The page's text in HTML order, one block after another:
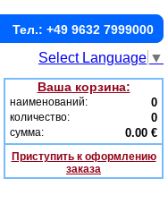
Тел.: +49 9632 7999000
Select Language ▼
Ваша корзина:
наименований: 0
количество: 0
сумма: 0.00 €
Приступить к оформлению
заказа